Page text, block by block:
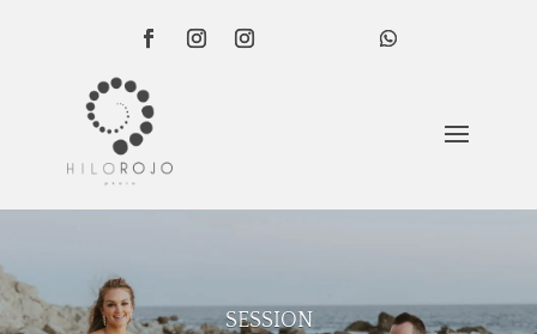
SESSION